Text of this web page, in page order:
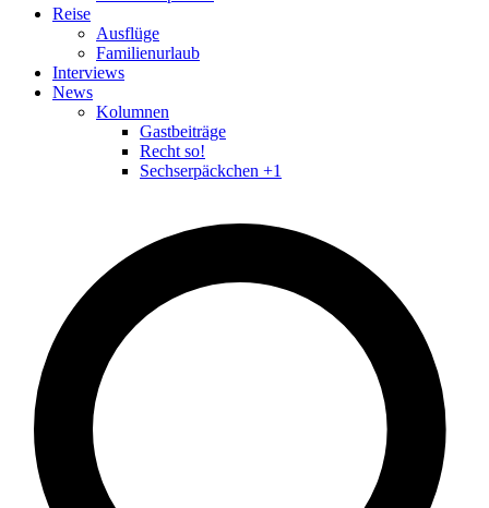
Reise
Ausflüge
Familienurlaub
Interviews
News
Kolumnen
Gastbeiträge
Recht so!
Sechserpäckchen +1